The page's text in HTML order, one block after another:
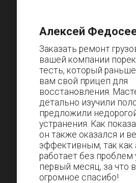
Алексей
Заказать ремонт
вашей компании
тесть, который
вам свой прицеп для
восстановления.
детально изучили
предложили
устранения. Как
он также оказался и
эффективным, так как
работает без проблем
первый месяц, за что
огромное спасибо!